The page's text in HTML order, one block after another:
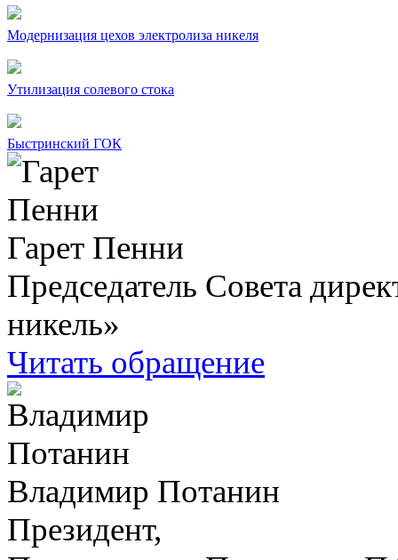
Модернизация цехов электролиза никеля
Утилизация солевого стока
Быстринский ГОК
Гарет Пенни
Председатель Совета
никель»
Читать обращение
Владимир Потанин
Президент,